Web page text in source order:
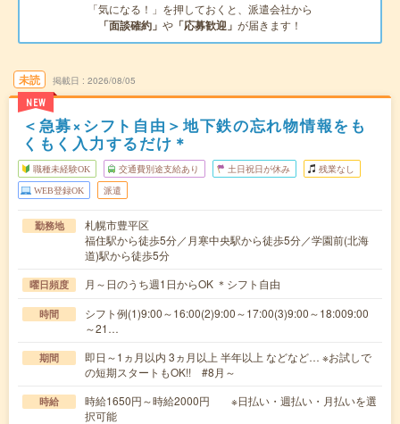
「気になる！」を押しておくと、派遣会社から
「面談確約」 や 「応募歓迎」 が届きます！
未読
NEW
掲載日 2026/08/05
＜急募×シフト自由＞地下鉄の忘れ物情報をも
くもく入力するだけ＊
職種未経験OK 交通費別途支給あり 土日祝日が休み 残業なし
WEB登録OK 派遣
勤務地
札幌市豊平区
福住駅から徒歩5分／月寒中央駅から徒歩5分／学園前(北海
道)駅から徒歩5分
曜日頻度 月～日のうち週1日からOK ＊シフト自由
時間
シフト例(1)9:00～16:00(2)9:00～17:00(3)9:00～18:009:00
～21…
期間
即日～1ヵ月以内 3ヵ月以上 半年以上 などなど… ※お試しで
の短期スタートもOK!! #8月～
時給
時給1650円～時給2000円 ※日払い・週払い・月払いを選
択可能